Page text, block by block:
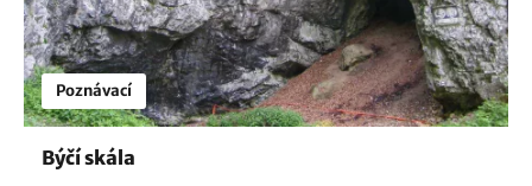
Poznávací
Býčí skála